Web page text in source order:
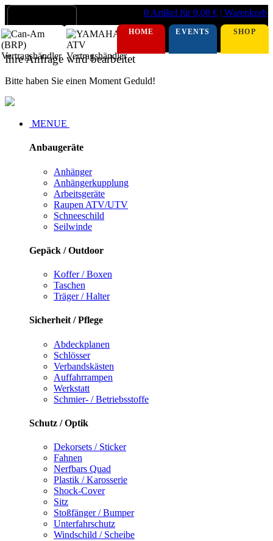
0 Artikel für 0,00 € | Warenkorb
HOME EVENTS SHOP
Ihre Anfrage wird bearbeitet
Bitte haben Sie einen Moment Geduld!
MENUE
Anbaugeräte
Anhänger
Anhängerkupplung
Arbeitsgeräte
Raupen ATV/UTV
Schneeschild
Seilwinde
Gepäck / Outdoor
Koffer / Boxen
Taschen
Träger / Halter
Sicherheit / Pflege
Abdeckplanen
Schlösser
Verbandskästen
Auffahrrampen
Werkstatt
Schmier- / Betriebsstoffe
Schutz / Optik
Dekorsets / Sticker
Fahnen
Nerfbars Quad
Plastik / Karosserie
Shock-Cover
Sitz
Stoßfänger / Bumper
Unterfahrschutz
Windschild / Scheibe